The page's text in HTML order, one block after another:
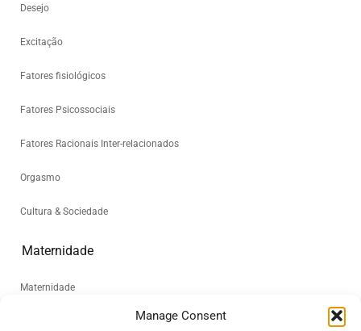
Manage Consent
Desejo
Excitação
Fatores fisiológicos
Fatores Psicossociais
Fatores Racionais Inter-relacionados
Orgasmo
Cultura & Sociedade
Maternidade
Maternidade